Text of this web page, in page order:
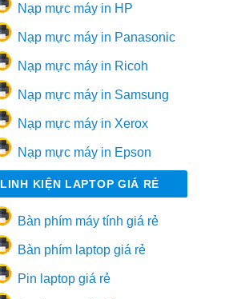
Nạp mực máy in HP
Nạp mực máy in Panasonic
Nạp mực máy in Ricoh
Nạp mực máy in Samsung
Nạp mực máy in Xerox
Nạp mực máy in Epson
LINH KIỆN LAPTOP GIÁ RẺ
Bàn phím máy tính giá rẻ
Bàn phím laptop giá rẻ
Pin laptop giá rẻ